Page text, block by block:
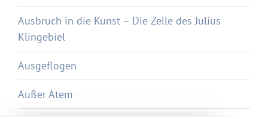
Ausbruch in die Kunst – Die Zelle des Julius
Klingebiel
Ausgeflogen
Außer Atem